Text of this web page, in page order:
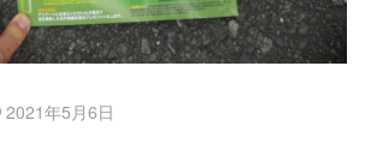
2021年5月6日